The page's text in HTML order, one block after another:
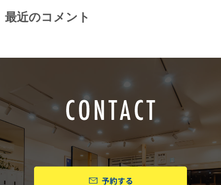
最近のコメント